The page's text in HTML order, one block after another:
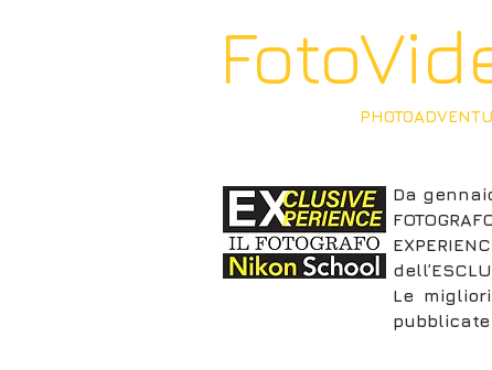
Da
Le